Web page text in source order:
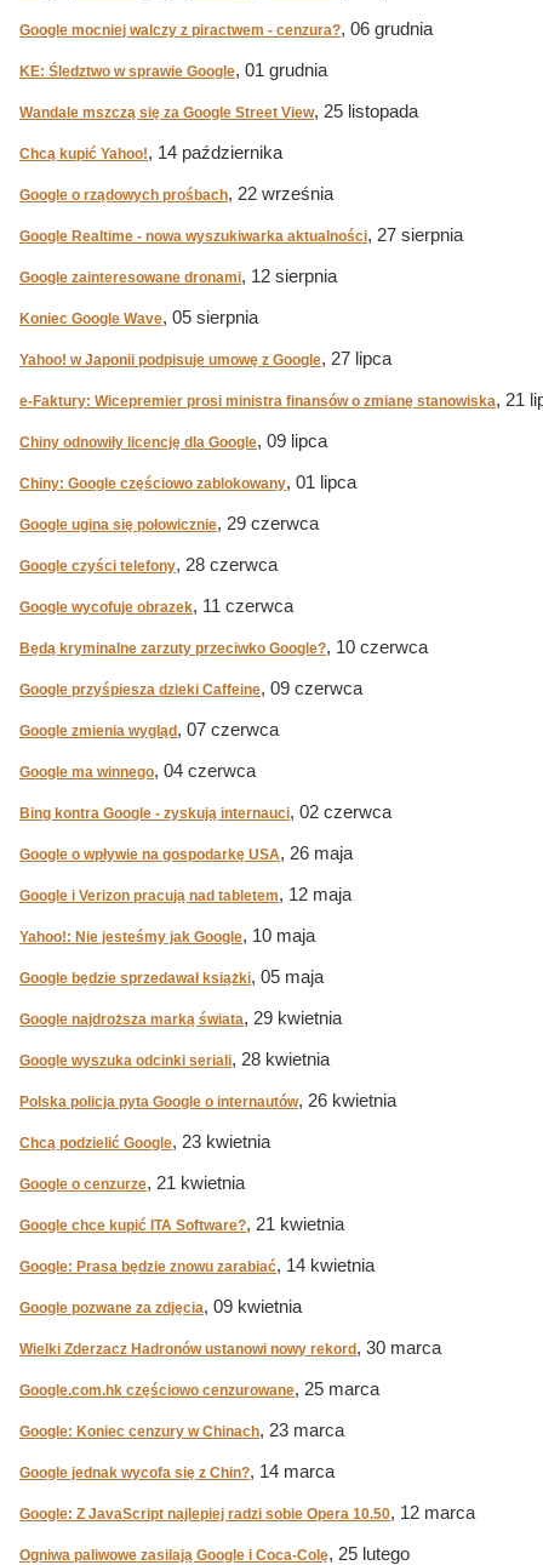
Google mocniej walczy z piractwem - cenzura?, 06 grudnia
KE: Śledztwo w sprawie Google, 01 grudnia
Wandale mszczą się za Google Street View, 25 listopada
Chcą kupić Yahoo!, 14 października
Google o rządowych prośbach, 22 września
Google Realtime - nowa wyszukiwarka aktualności, 27 sierpnia
Google zainteresowane dronami, 12 sierpnia
Koniec Google Wave, 05 sierpnia
Yahoo! w Japonii podpisuje umowę z Google, 27 lipca
e-Faktury: Wicepremier prosi ministra finansów o zmianę stanowiska, 21
Chiny odnowiły licencję dla Google, 09 lipca
Chiny: Google częściowo zablokowany, 01 lipca
Google ugina się połowicznie, 29 czerwca
Google czyści telefony, 28 czerwca
Google wycofuje obrazek, 11 czerwca
Będą kryminalne zarzuty przeciwko Google?, 10 czerwca
Google przyśpiesza dzieki Caffeine, 09 czerwca
Google zmienia wygląd , 07 czerwca
Google ma winnego, 04 czerwca
Bing kontra Google - zyskują internauci, 02 czerwca
Google o wpływie na gospodarkę USA, 26 maja
Google i Verizon pracują nad tabletem, 12 maja
Yahoo!: Nie jesteśmy jak Google, 10 maja
Google będzie sprzedawał książki, 05 maja
Google najdroższa marką świata, 29 kwietnia
Google wyszuka odcinki seriali, 28 kwietnia
Polska policja pyta Google o internautów, 26 kwietnia
Chcą podzielić Google, 23 kwietnia
Google o cenzurze, 21 kwietnia
Google chce kupić ITA Software?, 21 kwietnia
Google: Prasa będzie znowu zarabiać, 14 kwietnia
Google pozwane za zdjęcia, 09 kwietnia
Wielki Zderzacz Hadronów ustanowi nowy rekord , 30 marca
Google.com.hk częściowo cenzurowane, 25 marca
Google: Koniec cenzury w Chinach, 23 marca
Google jednak wycofa się z Chin?, 14 marca
Google: Z JavaScript najlepiej radzi sobie Opera 10.50, 12 marca
Ogniwa paliwowe zasilają Google i Coca-Colę, 25 lutego